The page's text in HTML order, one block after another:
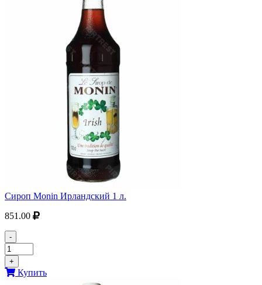
Сироп Monin Ирландский 1 л.
851.00
-
+
Купить